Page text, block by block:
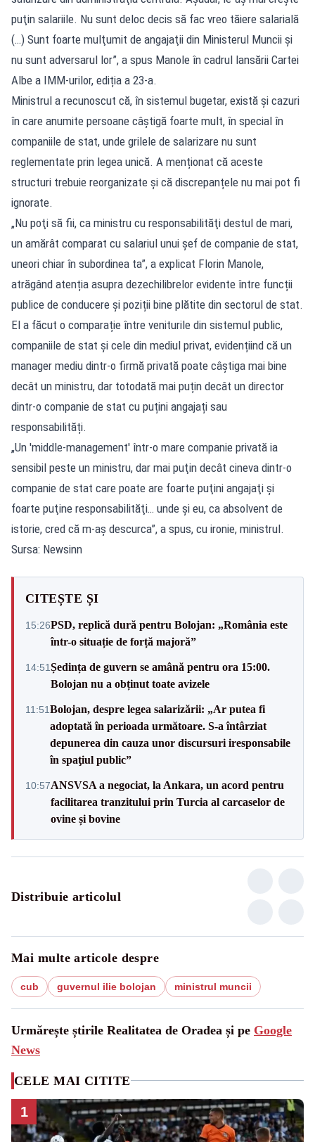
puţin salariile. Nu sunt deloc decis să fac vreo tăiere salarială
(…) Sunt foarte mulţumit de angajaţii din Ministerul Muncii şi
nu sunt adversarul lor”, a spus Manole în cadrul lansării Cartei
Albe a IMM-urilor, ediția a 23-a.
Ministrul a recunoscut că, în sistemul bugetar, există și cazuri
în care anumite persoane câștigă foarte mult, în special în
companiile de stat, unde grilele de salarizare nu sunt
reglementate prin legea unică. A menționat că aceste
structuri trebuie reorganizate și că discrepanțele nu mai pot fi
ignorate.
„Nu poţi să fii, ca ministru cu responsabilităţi destul de mari,
un amărât comparat cu salariul unui şef de companie de stat,
uneori chiar în subordinea ta”, a explicat Florin Manole,
atrăgând atenția asupra dezechilibrelor evidente între funcții
publice de conducere și poziții bine plătite din sectorul de stat.
El a făcut o comparație între veniturile din sistemul public,
companiile de stat și cele din mediul privat, evidențiind că un
manager mediu dintr-o firmă privată poate câștiga mai bine
decât un ministru, dar totodată mai puțin decât un director
dintr-o companie de stat cu puțini angajați sau
responsabilități.
„Un 'middle-management' într-o mare companie privată ia
sensibil peste un ministru, dar mai puţin decât cineva dintr-o
companie de stat care poate are foarte puţini angajaţi şi
foarte puţine responsabilităţi… unde şi eu, ca absolvent de
istorie, cred că m-aş descurca”, a spus, cu ironie, ministrul.
Sursa: Newsinn
CITEȘTE ȘI
15:26PSD, replică dură pentru Bolojan: „România este
într-o situație de forță majoră”
14:51Ședința de guvern se amână pentru ora 15:00.
Bolojan nu a obținut toate avizele
11:51Bolojan, despre legea salarizării: „Ar putea fi
adoptată în perioada următoare. S-a întârziat
depunerea din cauza unor discursuri iresponsabile
în spaţiul public”
10:57ANSVSA a negociat, la Ankara, un acord pentru
facilitarea tranzitului prin Turcia al carcaselor de
ovine și bovine
Distribuie articolul
Mai multe articole despre
cub guvernul ilie bolojan ministrul muncii
Urmărește știrile Realitatea de Oradea și pe Google
News
CELE MAI CITITE
1